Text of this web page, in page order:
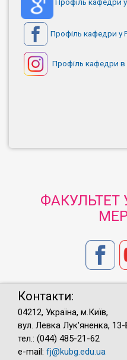
Профіль кафедри у
Профіль кафедри в
ФАКУЛЬТЕТ
Контакти:
04212, Україна, м.Київ,
вул. Левка Лук'яненка,
тел.: (044) 485-21-62
e-mail: fj@kubg.edu.ua